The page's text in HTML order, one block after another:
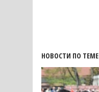
НОВОСТИ ПО ТЕМЕ